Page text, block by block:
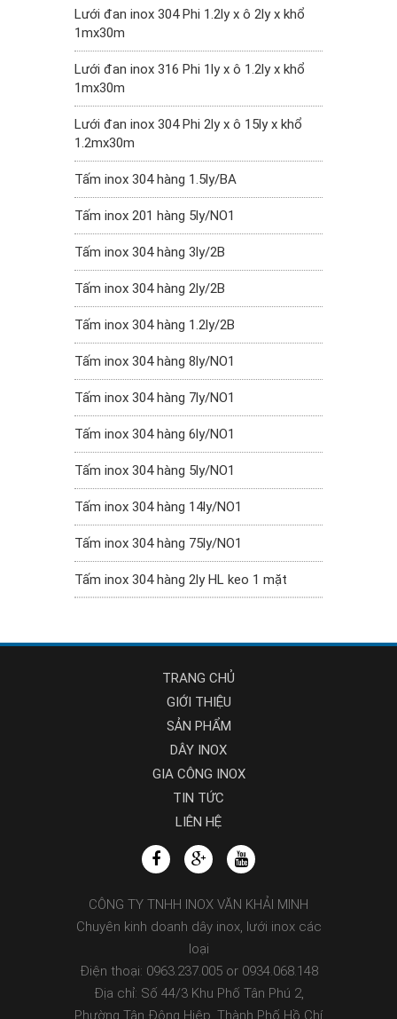
Lưới đan inox 304 Phi 1.2ly x ô 2ly x khổ
1mx30m
Lưới đan inox 316 Phi 1ly x ô 1.2ly x khổ
1mx30m
Lưới đan inox 304 Phi 2ly x ô 15ly x khổ
1.2mx30m
Tấm inox 304 hàng 1.5ly/BA
Tấm inox 201 hàng 5ly/NO1
Tấm inox 304 hàng 3ly/2B
Tấm inox 304 hàng 2ly/2B
Tấm inox 304 hàng 1.2ly/2B
Tấm inox 304 hàng 8ly/NO1
Tấm inox 304 hàng 7ly/NO1
Tấm inox 304 hàng 6ly/NO1
Tấm inox 304 hàng 5ly/NO1
Tấm inox 304 hàng 14ly/NO1
Tấm inox 304 hàng 75ly/NO1
Tấm inox 304 hàng 2ly HL keo 1 mặt
TRANG CHỦ
GIỚI THIỆU
SẢN PHẨM
DÂY INOX
GIA CÔNG INOX
TIN TỨC
LIÊN HỆ
CÔNG TY TNHH INOX VĂN KHẢI MINH
Chuyên kinh doanh dây inox, lưới inox các
loại
Điện thoại: 0963.237.005 or 0934.068.148
Địa chỉ: Số 44/3 Khu Phố Tân Phú 2,
Phường Tân Đông Hiệp, Thành Phố Hồ Chí